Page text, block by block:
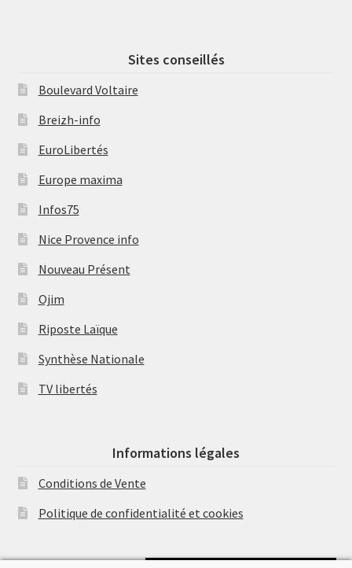
Sites conseillés
Boulevard Voltaire
Breizh-info
EuroLibertés
Europe maxima
Infos75
Nice Provence info
Nouveau Présent
Ojim
Riposte Laïque
Synthèse Nationale
TV libertés
Informations légales
Conditions de Vente
Politique de confidentialité et cookies